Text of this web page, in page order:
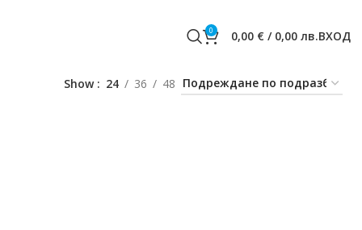
0 0,00 € / 0,00 лв.ВХОД
Show 24 36 48